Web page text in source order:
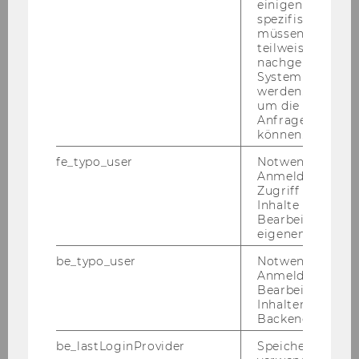
Viel­falt, die von Betriebs-​ und Volks­wirt­
schaft bis zu Formal-​, Recht-​, Sozial-​
und Sprach­wis­sen­schaf­ten rei­chen.
Davon pro­fi­tie­ren auch die knapp
22.000 WU-​Studierenden.
Ba­che­lor­pro­gram­me
Mas­ter­pro­gram­me
Dok­to­rats­pro­gram­me
Exe­cu­ti­ve Edu­ca­ti­on
einigen WU-
spezifischen
müssen
teilweise von
nachgelagerten
System
werden.
um die Antwort
Anfrage
können.
fe_typo_user
Notwendig für
Anmeldung und
Zugriff auf
Inhalte oder zur
Bearbeitung des
eigenen Profils.
be_typo_user
Notwendig für
Anmeldung und
Bearbeitung von
Inhalten im
Backend.
be_lastLoginProvider
Speichert die